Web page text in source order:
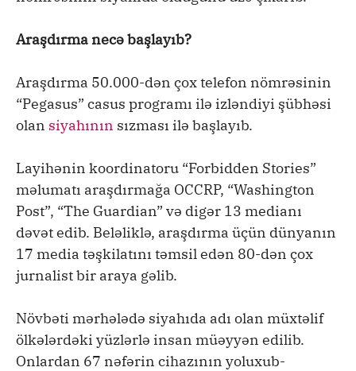
Araşdırma necə başlayıb?
Araşdırma 50.000-dən çox telefon nömrəsinin
“Pegasus” casus programı ilə izləndiyi şübhəsi
olan siyahının sızması ilə başlayıb.
Layihənin koordinatoru “Forbidden Stories”
məlumatı araşdırmağa OCCRP, “Washington
Post”, “The Guardian” və digər 13 medianı
dəvət edib. Beləliklə, araşdırma üçün dünyanın
17 media təşkilatını təmsil edən 80-dən çox
jurnalist bir araya gəlib.
Növbəti mərhələdə siyahıda adı olan müxtəlif
ölkələrdəki yüzlərlə insan müəyyən edilib.
Onlardan 67 nəfərin cihazının yoluxub-